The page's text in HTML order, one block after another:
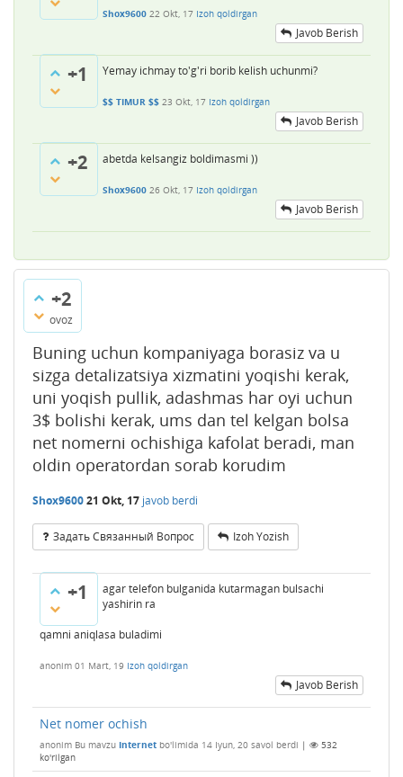
Shox9600 22 Okt, 17 Izoh qoldirgan
Javob Berish
+1 Yemay ichmay to'g'ri borib kelish uchunmi?
$$ TIMUR $$ 23 Okt, 17 Izoh qoldirgan
Javob Berish
+2 abetda kelsangiz boldimasmi ))
Shox9600 26 Okt, 17 Izoh qoldirgan
Javob Berish
+2
ovoz
Buning uchun kompaniyaga borasiz va u
sizga detalizatsiya xizmatini yoqishi kerak,
uni yoqish pullik, adashmas har oyi uchun
3$ bolishi kerak, ums dan tel kelgan bolsa
net nomerni ochishiga kafolat beradi, man
oldin operatordan sorab korudim
Shox960021 Okt, 17 javob berdi
Задать Связанный Вопрос Izoh Yozish
+1
agar telefon bulganida kutarmagan bulsachi
yashirin ra
qamni aniqlasa buladimi
anonim 01 Mart, 19 Izoh qoldirgan
Javob Berish
Net nomer ochish
anonim Bu mavzu Internet bo'limida 14 Iyun, 20 savol berdi |
532
ko'rilgan